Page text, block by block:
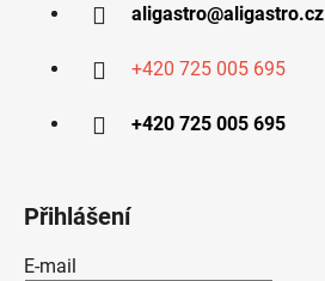
aligastro@aligastro.cz
+420 725 005 695
+420 725 005 695
Přihlášení
E-mail